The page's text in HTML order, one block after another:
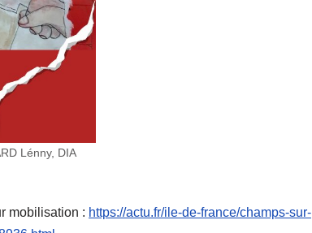
Lénny, DIA
mobilisation : https://actu.fr/ile-de-france/champs-sur-